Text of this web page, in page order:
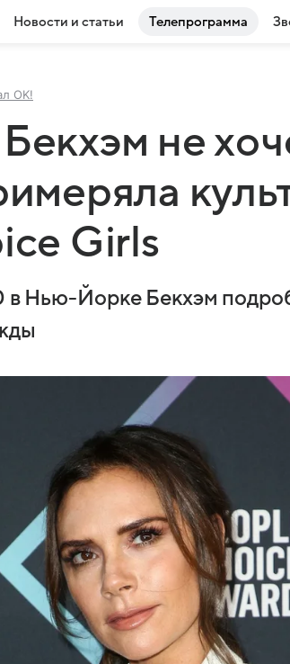
Новости и статьи Телепрограмма
OK!
не
Girls
в Нью-Йорке Бекхэм